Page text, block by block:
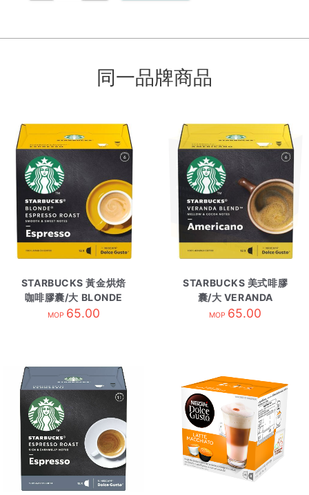
同一品牌商品
STARBUCKS 黃金烘焙
咖啡膠囊/大 BLONDE
BLNDE ESPRE
MOP 65.00
STARBUCKS 美式啡膠
囊/大 VERANDA
BLEND
MOP 65.00